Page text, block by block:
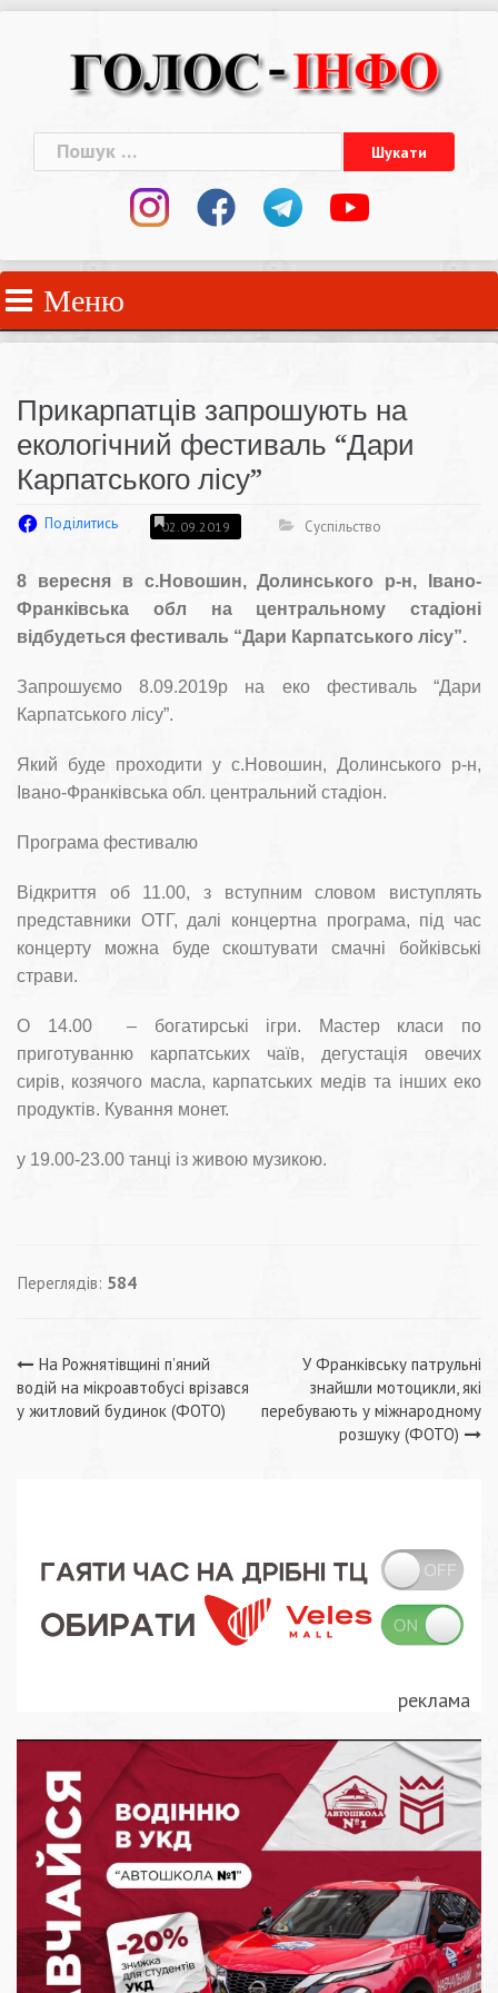
Пошук:
Меню
Прикарпатців запрошують на
екологічний фестиваль “Дари
Карпатського лісу”
Поділитись 02.09.2019 Суспільство
8 вересня в с.Новошин, Долинського р-н, Івано-
Франківська обл на центральному стадіоні
відбудеться фестиваль “Дари Карпатського лісу”.
Запрошуємо 8.09.2019р на еко фестиваль “Дари
Карпатського лісу”.
Який буде проходити у с.Новошин, Долинського р-н,
Івано-Франківська обл. центральний стадіон.
Програма фестивалю
Відкриття об 11.00, з вступним словом виступлять
представники ОТГ, далі концертна програма, під час
концерту можна буде скоштувати смачні бойківські
страви.
О 14.00 – богатирські ігри. Мастер класи по
приготуванню карпатських чаїв, дегустація овечих
сирів, козячого масла, карпатських медів та інших еко
продуктів. Кування монет.
у 19.00-23.00 танці із живою музикою.
Переглядів: 584
Навігація
записів
На Рожнятівщині п’яний
водій на мікроавтобусі врізався
у житловий будинок (ФОТО)
У Франківську патрульні
знайшли мотоцикли, які
перебувають у міжнародному
розшуку (ФОТО)